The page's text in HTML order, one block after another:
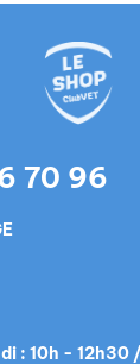
70 96
: 10h -